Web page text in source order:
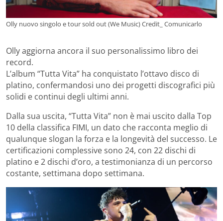
Olly nuovo singolo e tour sold out (We Music) Credit_ Comunicarlo
Olly aggiorna ancora il suo personalissimo libro dei
record.
L’album “Tutta Vita” ha conquistato l’ottavo disco di
platino, confermandosi uno dei progetti discografici più
solidi e continui degli ultimi anni.
Dalla sua uscita, “Tutta Vita” non è mai uscito dalla Top
10 della classifica FIMI, un dato che racconta meglio di
qualunque slogan la forza e la longevità del successo. Le
certificazioni complessive sono 24, con 22 dischi di
platino e 2 dischi d’oro, a testimonianza di un percorso
costante, settimana dopo settimana.